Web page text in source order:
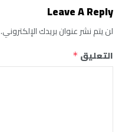
Leave A Reply
لن يتم نشر عنوان بريدك الإلكتروني.
التعليق *